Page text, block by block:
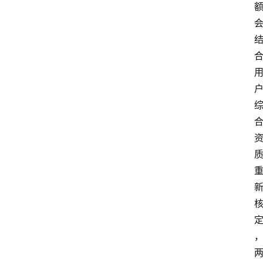
额
会
结
合
用
户
综
合
资
质
重
新
核
定
，
两